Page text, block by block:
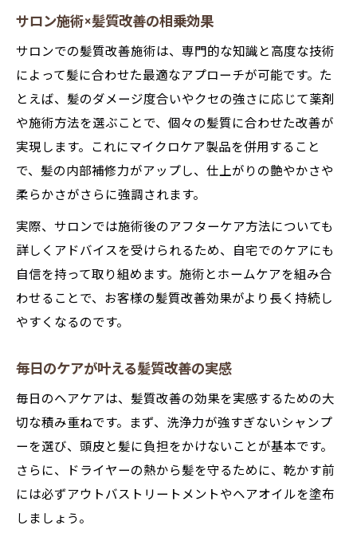
サロン施術×髪質改善の相乗効果
サロンでの髪質改善施術は、専門的な知識と高度な技術
によって髪に合わせた最適なアプローチが可能です。た
とえば、髪のダメージ度合いやクセの強さに応じて薬剤
や施術方法を選ぶことで、個々の髪質に合わせた改善が
実現します。これにマイクロケア製品を併用すること
で、髪の内部補修力がアップし、仕上がりの艶やかさや
柔らかさがさらに強調されます。
実際、サロンでは施術後のアフターケア方法についても
詳しくアドバイスを受けられるため、自宅でのケアにも
自信を持って取り組めます。施術とホームケアを組み合
わせることで、お客様の髪質改善効果がより長く持続し
やすくなるのです。
毎日のケアが叶える髪質改善の実感
毎日のヘアケアは、髪質改善の効果を実感するための大
切な積み重ねです。まず、洗浄力が強すぎないシャンプ
ーを選び、頭皮と髪に負担をかけないことが基本です。
さらに、ドライヤーの熱から髪を守るために、乾かす前
には必ずアウトバストリートメントやヘアオイルを塗布
しましょう。